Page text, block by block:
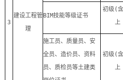
3
建设工程管
理
BIM技能等级证书
初级 (含
上
施工员、质量员、安
全员、造价员、资料
员、质检员等土建类
初级 (含
上